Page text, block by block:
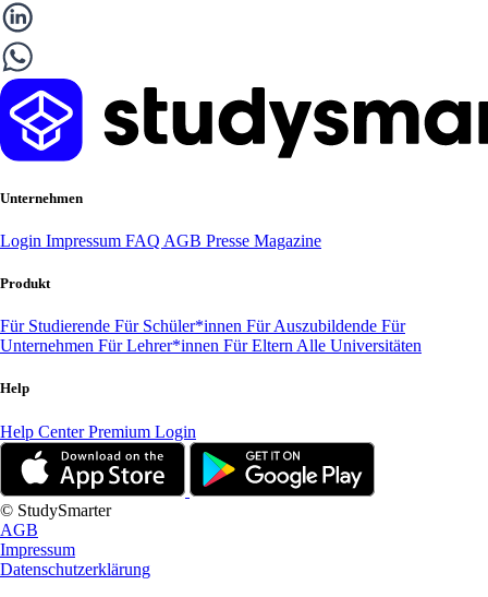
Unternehmen
Login Impressum FAQ AGB Presse Magazine
Produkt
Für Studierende Für Schüler*innen Für Auszubildende Für
Unternehmen Für Lehrer*innen Für Eltern Alle Universitäten
Help
Help CenterPremium Login
© StudySmarter
AGB
Impressum
Datenschutzerklärung